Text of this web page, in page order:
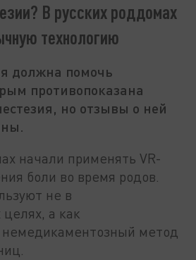
В русских роддомах
технологию
должна помочь
противопоказана
но отзывы о ней
начали применять VR-
боли во время родов.
не в
а как
метод